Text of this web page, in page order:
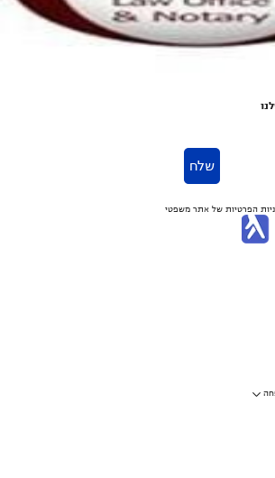
שלח
הפרטיות של אתר משפטי